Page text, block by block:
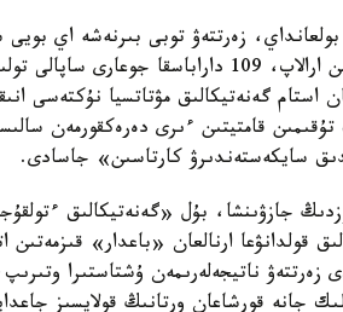
بولعانداي، زەرتتەۋ توبى بىرنەشە اي
استام گەنەتيكالىق مۋتاتسيا نۇكتەسى
يت تۇقىمىن قامتيتىن ءىرى دەرەكقورمەن
سايكەستەندىرۋ كارتاسىن» جاسادى.
جازۋىنشا، بۇل «گەنەتيكالىق
قولدانۋعا ارنالعان «باعدار»
زەرتتەۋ ناتيجەلەرىمەن ۇشتاستىرا
جانە قورشاعان ورتانىڭ قولايسىز